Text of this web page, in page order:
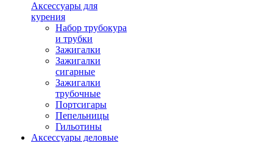
Аксессуары для
курения
Набор трубокура
и трубки
Зажигалки
Зажигалки
сигарные
Зажигалки
трубочные
Портсигары
Пепельницы
Гильотины
Аксессуары деловые